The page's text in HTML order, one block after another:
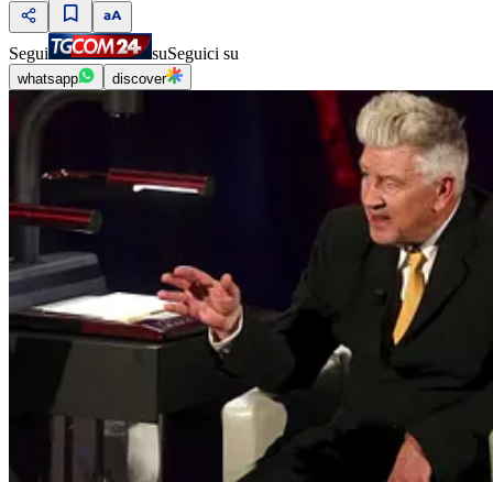
Segui suSeguici su
whatsapp discover